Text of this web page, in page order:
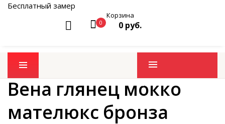
Бесплатный замер
0
Корзина
0 руб.
Промо товары
Вена глянец мокко
мателюкс бронза